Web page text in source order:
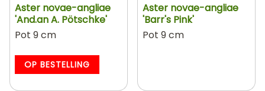
Aster novae-angliae
'And.an A. Pötschke'
Pot 9 cm
OP BESTELLING
Aster novae-angliae
'Barr's Pink'
Pot 9 cm